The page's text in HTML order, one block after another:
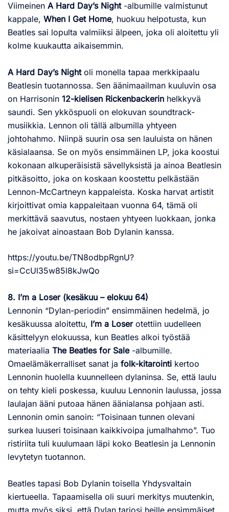
Viimeinen A Hard Day’s Night-albumille valmistunut
kappale, When I Get Home, huokuu helpotusta, kun
Beatles sai lopulta valmiiksi älpeen, joka oli aloitettu yli
kolme kuukautta aikaisemmin.
A Hard Day’s Nightoli monella tapaa merkkipaalu
Beatlesin tuotannossa. Sen äänimaailman kuuluvin osa
on Harrisonin 12-kielisen Rickenbackerin helkkyvä
saundi. Sen ykköspuoli on elokuvan soundtrack-
musiikkia. Lennon oli tällä albumilla yhtyeen
johtohahmo. Niinpä suurin osa sen lauluista on hänen
käsialaansa. Se on myös ensimmäinen LP, joka koostui
kokonaan alkuperäisistä sävellyksistä ja ainoa Beatlesin
pitkäsoitto, joka on koskaan koostettu pelkästään
Lennon-McCartneyn kappaleista. Koska harvat artistit
kirjoittivat omia kappaleitaan vuonna 64, tämä oli
merkittävä saavutus, nostaen yhtyeen luokkaan, jonka
he jakoivat ainoastaan Bob Dylanin kanssa.
https://youtu.be/TN8odbpRgnU?
si=CcUl35w85l8kJwQo
8. I’m a Loser (kesäkuu – elokuu 64)
Lennonin “Dylan-periodin” ensimmäinen hedelmä, jo
kesäkuussa aloitettu, I’m a Loser otettiin uudelleen
käsittelyyn elokuussa, kun Beatles alkoi työstää
materiaalia The Beatles for Sale-albumille.
Omaelämäkerralliset sanat ja folk-kitarointi kertoo
Lennonin huolella kuunnelleen dylaninsa. Se, että laulu
on tehty kieli poskessa, kuuluu Lennonin laulussa, jossa
laulajan ääni putoaa hänen äänialansa pohjaan asti.
Lennonin omin sanoin: “Toisinaan tunnen olevani
surkea luuseri toisinaan kaikkivoipa jumalhahmo”. Tuo
ristiriita tuli kuulumaan läpi koko Beatlesin ja Lennonin
levytetyn tuotannon.
Beatles tapasi Bob Dylanin toisella Yhdysvaltain
kiertueella. Tapaamisella oli suuri merkitys muutenkin,